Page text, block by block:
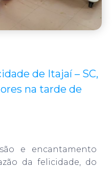
de Itajaí – SC,
na tarde de
e encantamento
da felicidade, do